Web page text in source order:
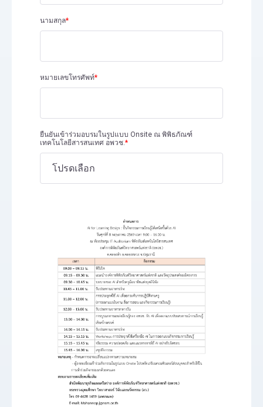
นามสกุล*
หมายเลขโทรศัพท์*
ยืนยันเข้าร่วมอบรมในรูปแบบ Onsite ณ พิพิธภัณฑ์
เทคโนโลยีสารสนเทศ อพวช.*